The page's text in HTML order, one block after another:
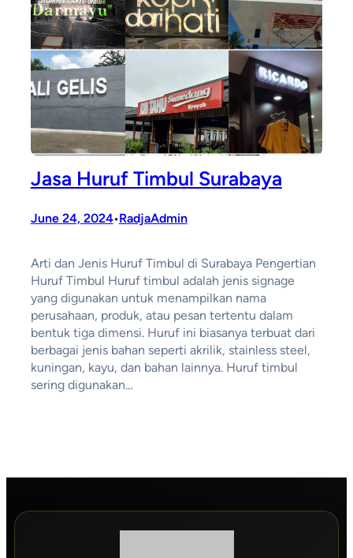
Jasa Huruf Timbul Surabaya
June 24, 2024•RadjaAdmin
Arti dan Jenis Huruf Timbul di Surabaya Pengertian
Huruf Timbul Huruf timbul adalah jenis signage
yang digunakan untuk menampilkan nama
perusahaan, produk, atau pesan tertentu dalam
bentuk tiga dimensi. Huruf ini biasanya terbuat dari
berbagai jenis bahan seperti akrilik, stainless steel,
kuningan, kayu, dan bahan lainnya. Huruf timbul
sering digunakan…